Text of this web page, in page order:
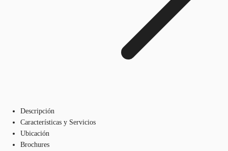
Descripción
Características y Servicios
Ubicación
Brochures